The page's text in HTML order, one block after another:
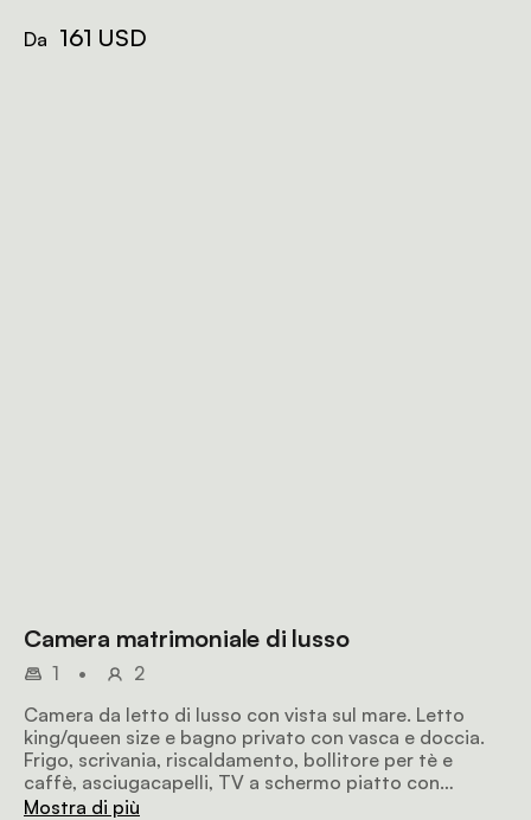
Fi.
Da 161 USD
Camera matrimoniale di lusso
1 •
2
Camera da letto di lusso con vista sul mare. Letto
king/queen size e bagno privato con vasca e doccia.
Frigo, scrivania, riscaldamento, bollitore per tè e
caffè, asciugacapelli, TV a schermo piatto con
pacchetto DSTV hotel, cassaforte in camera, Wi-Fi.
Mostra di più